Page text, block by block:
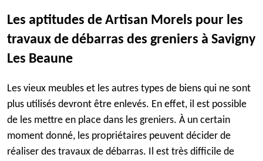
Les aptitudes de Artisan Morels pour les
travaux de débarras des greniers à Savigny
Les Beaune
Les vieux meubles et les autres types de biens qui ne sont
plus utilisés devront être enlevés. En effet, il est possible
de les mettre en place dans les greniers. À un certain
moment donné, les propriétaires peuvent décider de
réaliser des travaux de débarras. Il est très difficile de